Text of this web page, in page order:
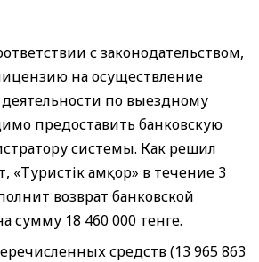
с законодательством,
на осуществление
по выездному
предоставить банковскую
системы. Как решил
«Туристік Қамқор» в течение 3
возврат банковской
сумму 18 460 000 тенге.
средств (13 965 863